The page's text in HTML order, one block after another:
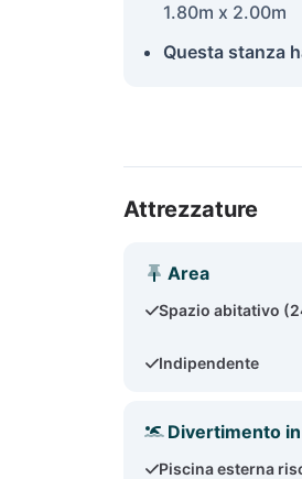
1.80m x 2.00m
Questa stanza
Attrezzature
Area
Spazio abitativo
Indipendente
Divertimento
Piscina esterna